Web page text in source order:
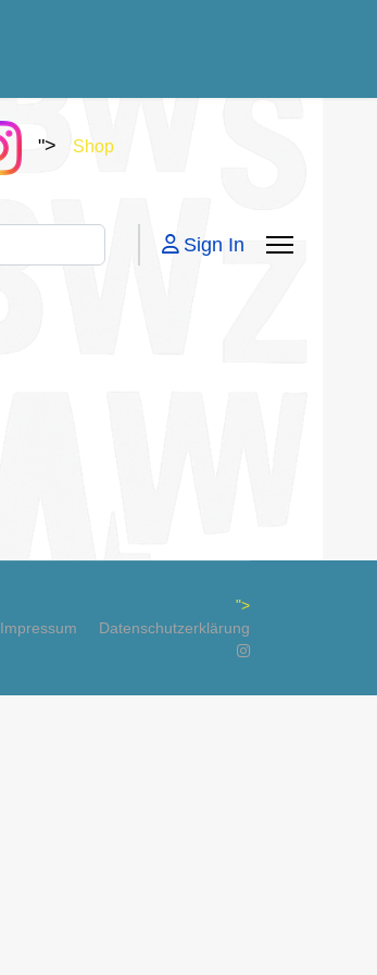
"> Shop
Sign In
Impressum
">
Datenschutzerklärung